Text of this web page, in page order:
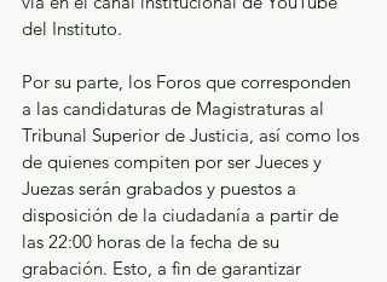
del Instituto.
Por su parte, los Foros que corresponden
a las candidaturas de Magistraturas al
Tribunal Superior de Justicia, así como los
de quienes compiten por ser Jueces y
Juezas serán grabados y puestos a
disposición de la ciudadanía a partir de
las 22:00 horas de la fecha de su
grabación. Esto, a fin de garantizar